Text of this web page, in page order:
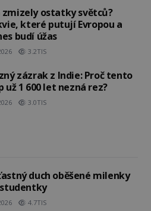
zmizely ostatky světců?
které putují Evropou a
budí úžas
3.2TIS
zázrak z Indie: Proč tento
už 1 600 let nezná rez?
3.0TIS
duch oběšené milenky
4.7TIS